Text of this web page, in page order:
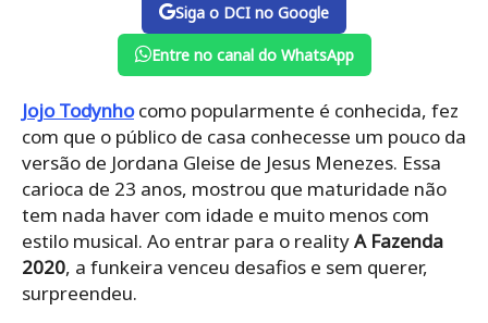
Siga o DCI no Google
Entre no canal do WhatsApp
Jojo Todynhocomo popularmente é conhecida, fez
com que o público de casa conhecesse um pouco da
versão de Jordana Gleise de Jesus Menezes. Essa
carioca de 23 anos, mostrou que maturidade não
tem nada haver com idade e muito menos com
estilo musical. Ao entrar para o realityA Fazenda
2020, a funkeira venceu desafios e sem querer,
surpreendeu.